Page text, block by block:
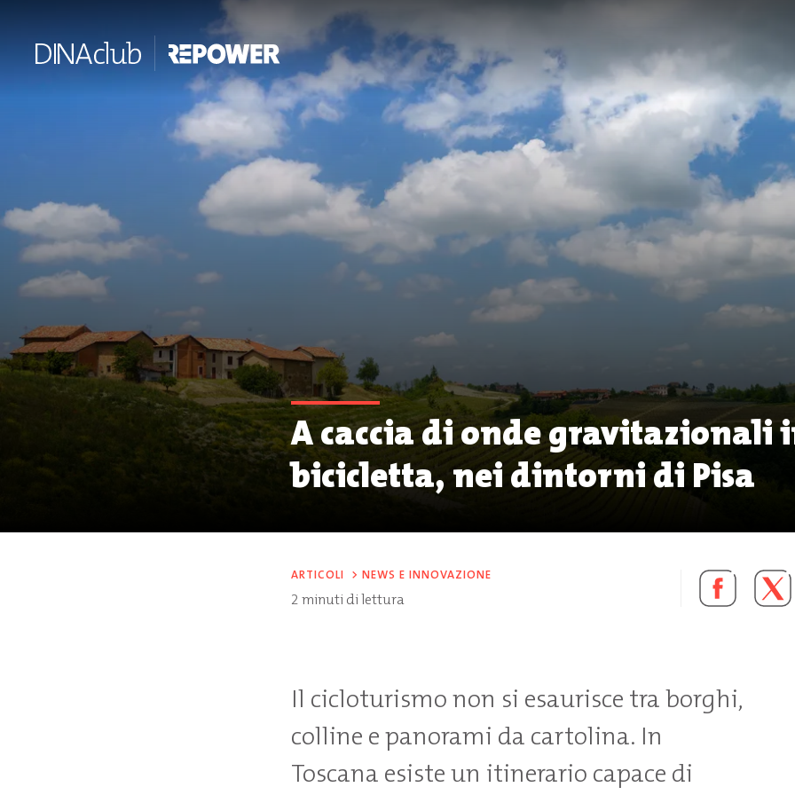
A caccia di onde gravitazionali
bicicletta, nei dintorni di Pisa
ARTICOLI > NEWS E INNOVAZIONE
2minuti di lettura
Il cicloturismo non si esaurisce tra borghi,
colline e panorami da cartolina. In
Toscana esiste un itinerario capace di